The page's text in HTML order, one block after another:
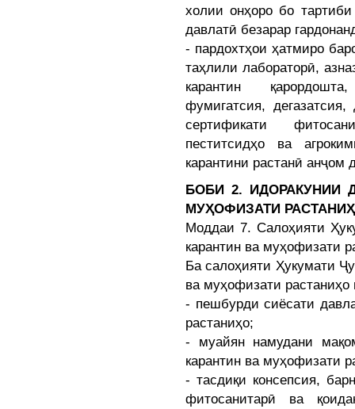
холии онҳоро бо
давлатӣ безарар
- пардохтҳои ҳатмиро
таҳлили лабораторӣ,
карантин
фумигатсия,
сертификати
пеститсидҳо ва
карантини растанӣ анҷом
БОБИ 2. ИДОРАКУНИИ
МУҲОФИЗАТИ
Моддаи 7. Салоҳияти
карантин ва муҳофизати
Ба салоҳияти Ҳукумати
ва муҳофизати растаниҳо
- пешбурди сиёсати
растаниҳо;
- муайян намудани
карантин ва муҳофизати
- тасдиқи консепсия,
фитосанитарӣ ва